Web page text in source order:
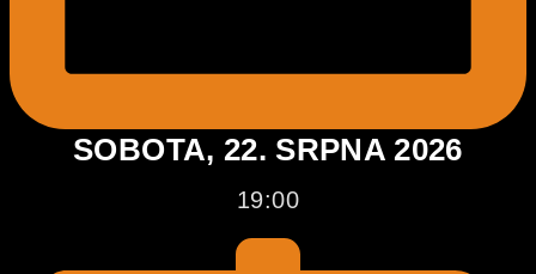
SOBOTA, 22. SRPNA 2026
19:00